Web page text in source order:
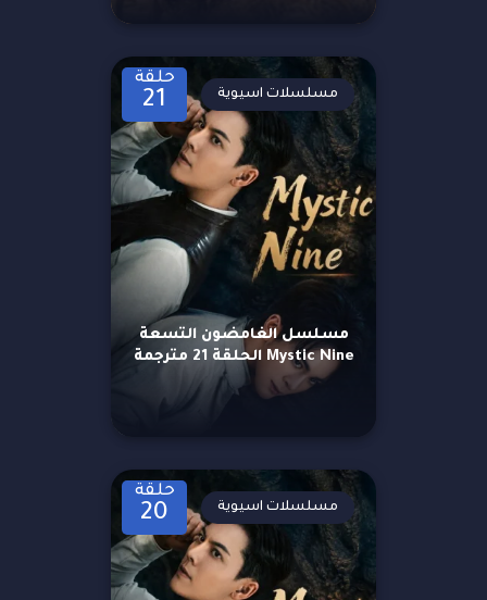
حلقة
21
مسلسل الغامضون التسعة
Mystic Nine الحلقة 21 مترجمة
مسلسلات اسيوية
حلقة
20 مسلسلات اسيوية